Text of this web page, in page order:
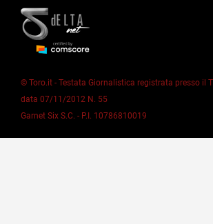
© Toro.it - Testata Giornalistica registrata presso il
data 07/11/2012 N. 55
Garnet Six S.C. - P.I. 10786810019